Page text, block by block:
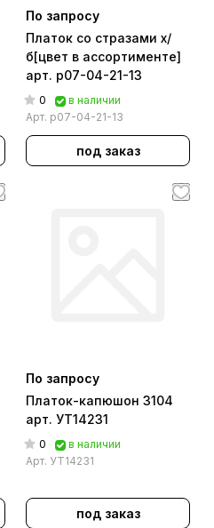
По запросу
Платок со стразами х/
б[цвет в ассортименте]
арт. р07-04-21-13
0
в наличии
Арт. р07-04-21-13
под заказ
По запросу
Платок-капюшон 3104
арт. УТ14231
0
в наличии
Арт. УТ14231
под заказ